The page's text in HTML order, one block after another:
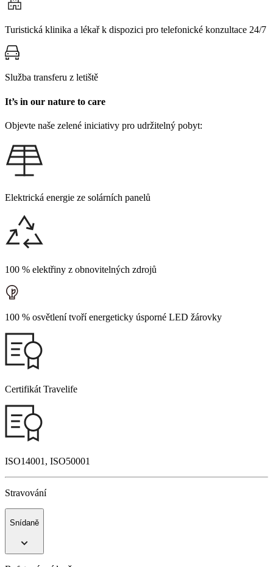
Turistická klinika a lékař k dispozici pro telefonické konzultace 24/7
Služba transferu z letiště
It’s in our nature to care
Objevte naše zelené iniciativy pro udržitelný pobyt:
Elektrická energie ze solárních panelů
100 % elektřiny z obnovitelných zdrojů
100 % osvětlení tvoří energeticky úsporné LED žárovky
Certifikát Travelife
ISO14001, ISO50001
Stravování
Snídaně